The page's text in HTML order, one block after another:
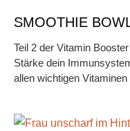
SMOOTHIE
Teil 2 der Vitamin
Stärke dein
allen wichtigen